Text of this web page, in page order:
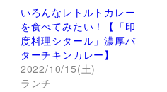
し
い
ウ
ィ
ン
ド
ウ
で
開
ク
し
て
く
だ
さ
い
(
いろんなレトルトカレー
を食べてみたい！【「印
度料理シタール」濃厚バ
ターチキンカレー】
2022/10/15(土)
ランチ